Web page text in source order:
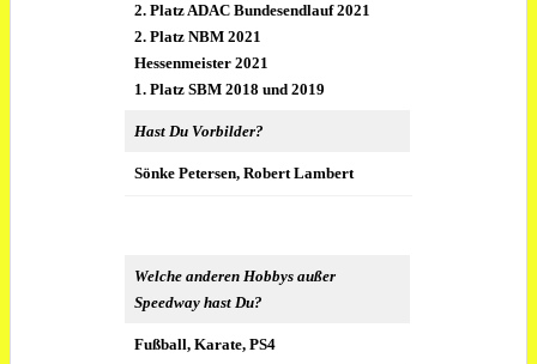
2. Platz ADAC Bundesendlauf 2021
2. Platz NBM 2021
Hessenmeister 2021
1. Platz SBM 2018 und 2019
Hast Du Vorbilder?
Sönke Petersen, Robert Lambert
Welche anderen Hobbys außer
Speedway hast Du?
Fußball, Karate, PS4